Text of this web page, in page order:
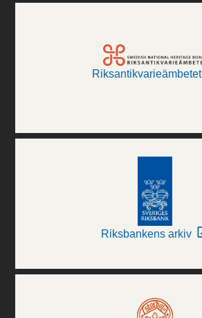
Riksantikvarieämbetet
Riksbankens arkiv